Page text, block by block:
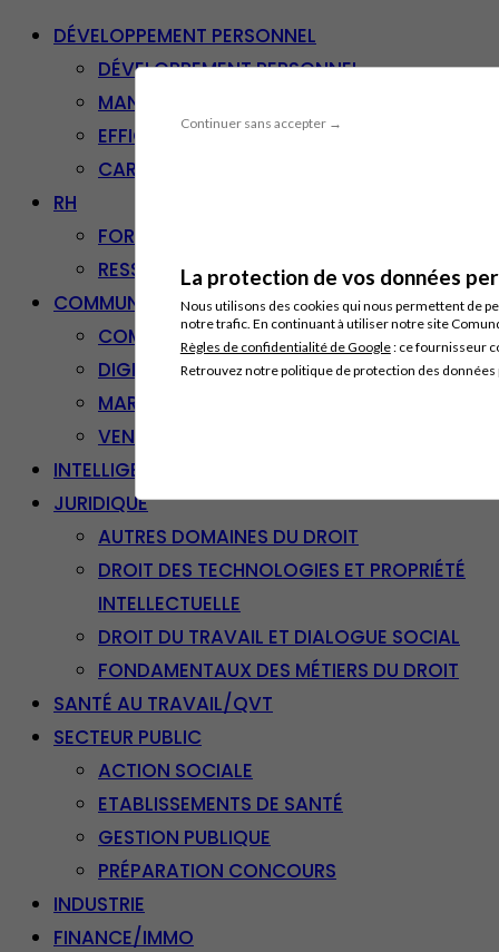
Continuer sans accepter →
La protection de vos données
Nous utilisons des cookies qui nous permettent de
notre trafic. En continuant à utiliser notre site
Règles de confidentialité de Google: ce fournisseur
Retrouvez notre politique de protection des
DÉVELOPPEMENT PERSONNEL
DÉVELOPPEMENT PERSONNEL
MANAGEMENT
EFFICACITÉ PROFESSIONNELLE
CARRIÈRE & RECONVERSION
RH
FORMATION PROFESSIONNELLE
RESSOURCES HUMAINES
COMMUNICATION/DIGITAL
COMMUNICATION
DIGITAL
MARKETING
VENTE – RELATION CLIENT
INTELLIGENCE ARTIFICIELLE
JURIDIQUE
AUTRES DOMAINES DU DROIT
DROIT DES TECHNOLOGIES ET PROPRIÉTÉ
INTELLECTUELLE
DROIT DU TRAVAIL ET DIALOGUE SOCIAL
FONDAMENTAUX DES MÉTIERS DU DROIT
SANTÉ AU TRAVAIL/QVT
SECTEUR PUBLIC
ACTION SOCIALE
ETABLISSEMENTS DE SANTÉ
GESTION PUBLIQUE
PRÉPARATION CONCOURS
INDUSTRIE
FINANCE/IMMO